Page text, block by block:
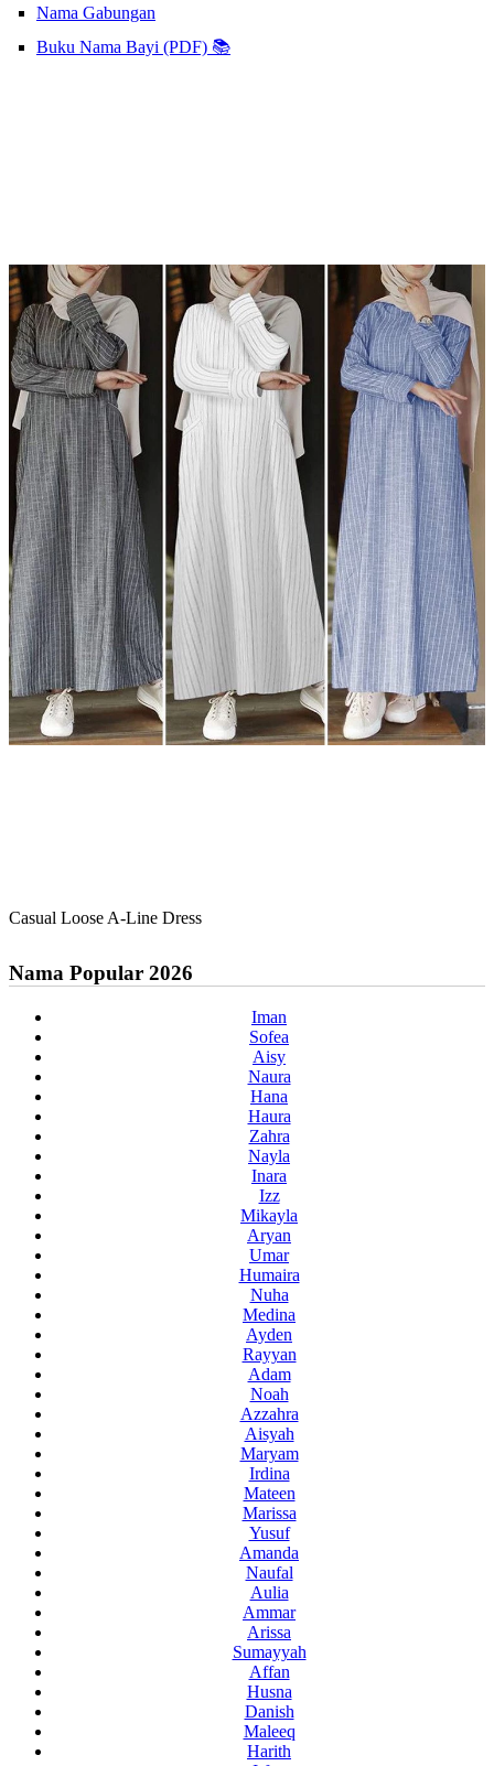
Nama Gabungan
Buku Nama Bayi (PDF) 📚
Casual Loose A-Line Dress
Nama Popular 2026
Iman
Sofea
Aisy
Naura
Hana
Haura
Zahra
Nayla
Inara
Izz
Mikayla
Aryan
Umar
Humaira
Nuha
Medina
Ayden
Rayyan
Adam
Noah
Azzahra
Aisyah
Maryam
Irdina
Mateen
Marissa
Yusuf
Amanda
Naufal
Aulia
Ammar
Arissa
Sumayyah
Affan
Husna
Danish
Maleeq
Harith